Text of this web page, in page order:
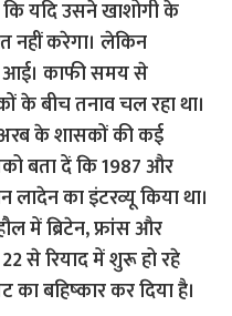
यदि उसने खाशोगी के
नहीं करेगा। लेकिन
आई। काफी समय से
बीच तनाव चल रहा था।
के शासकों की कई
बता दें कि 1987 और
का इंटरव्‍यू किया था।
में ब्रिटेन, फ्रांस और
से रियाद में शुरू हो रहे
बहिष्‍कार कर दिया है।